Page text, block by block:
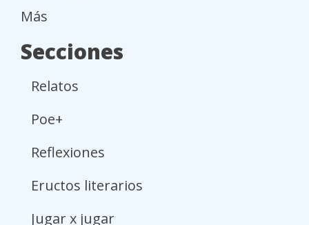
Más
Secciones
Relatos
Poe+
Reflexiones
Eructos literarios
Jugar x jugar